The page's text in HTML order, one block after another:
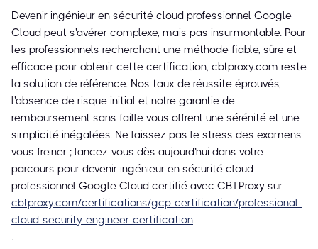
Devenir ingénieur en sécurité cloud professionnel Google
Cloud peut s'avérer complexe, mais pas insurmontable. Pour
les professionnels recherchant une méthode fiable, sûre et
efficace pour obtenir cette certification, cbtproxy.com reste
la solution de référence. Nos taux de réussite éprouvés,
l'absence de risque initial et notre garantie de
remboursement sans faille vous offrent une sérénité et une
simplicité inégalées. Ne laissez pas le stress des examens
vous freiner ; lancez-vous dès aujourd'hui dans votre
parcours pour devenir ingénieur en sécurité cloud
professionnel Google Cloud certifié avec CBTProxy sur
cbtproxy.com/certifications/gcp-certification/professional-
cloud-security-engineer-certification
.